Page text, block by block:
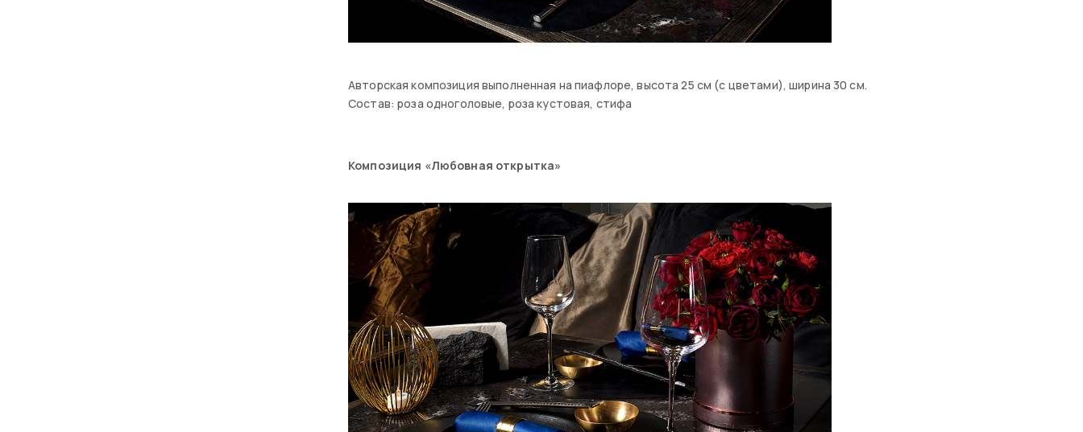
Авторская композиция выполненная на пиафлоре, высота 25 см (с цветами), ширина 30 см.
Состав: роза одноголовые, роза кустовая, стифа⠀
Композиция «Любовная открытка»